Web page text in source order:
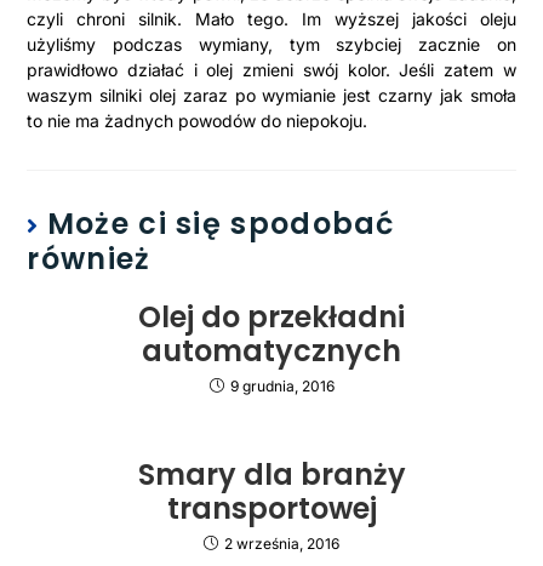
czyli chroni silnik. Mało tego. Im wyższej jakości oleju
użyliśmy podczas wymiany, tym szybciej zacznie on
prawidłowo działać i olej zmieni swój kolor. Jeśli zatem w
waszym silniki olej zaraz po wymianie jest czarny jak smoła
to nie ma żadnych powodów do niepokoju.
Może ci się spodobać
również
Olej do przekładni
automatycznych
9 grudnia, 2016
Smary dla branży
transportowej
2 września, 2016